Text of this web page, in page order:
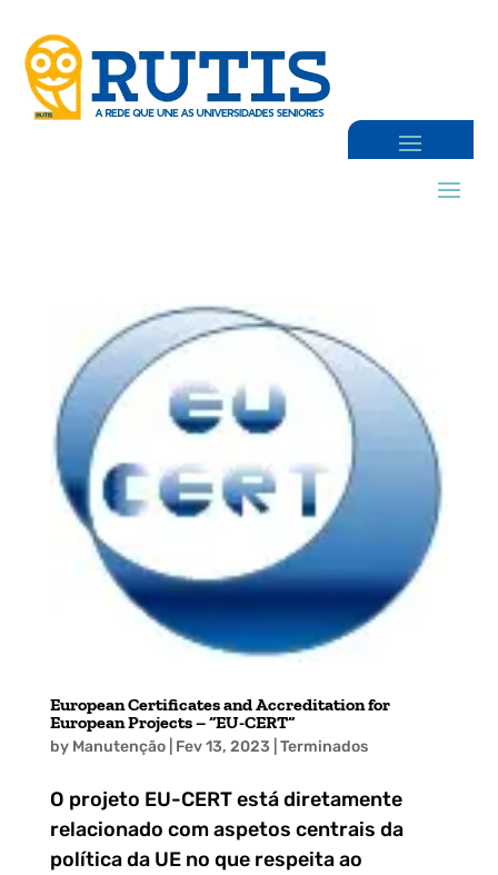
European Certificates and Accreditation for
European Projects – “EU-CERT“
by Manutenção| Fev 13, 2023 Terminados
O projeto EU-CERT está diretamente
relacionado com aspetos centrais da
política da UE no que respeita ao